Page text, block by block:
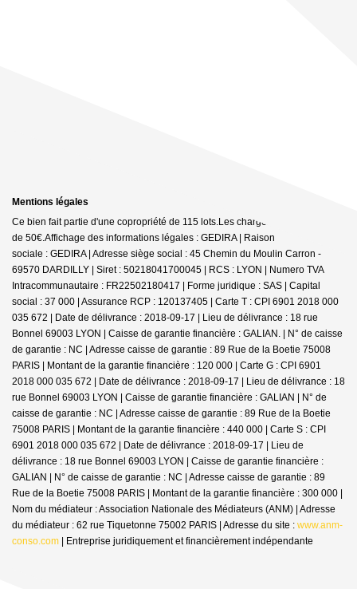
Mentions légales
Ce bien fait partie d'une copropriété de 115 lots.Les charges annuelles sont
de 50€.Affichage des informations légales : GEDIRA | Raison
sociale : GEDIRA | Adresse siège social : 45 Chemin du Moulin Carron -
69570 DARDILLY | Siret : 50218041700045 | RCS : LYON | Numero TVA
Intracommunautaire : FR22502180417 | Forme juridique : SAS | Capital
social : 37 000 | Assurance RCP : 120137405 | Carte T : CPI 6901 2018 000
035 672 | Date de délivrance : 2018-09-17 | Lieu de délivrance : 18 rue
Bonnel 69003 LYON | Caisse de garantie financière : GALIAN. | N° de caisse
de garantie : NC | Adresse caisse de garantie : 89 Rue de la Boetie 75008
PARIS | Montant de la garantie financière : 120 000 | Carte G : CPI 6901
2018 000 035 672 | Date de délivrance : 2018-09-17 | Lieu de délivrance : 18
rue Bonnel 69003 LYON | Caisse de garantie financière : GALIAN | N° de
caisse de garantie : NC | Adresse caisse de garantie : 89 Rue de la Boetie
75008 PARIS | Montant de la garantie financière : 440 000 | Carte S : CPI
6901 2018 000 035 672 | Date de délivrance : 2018-09-17 | Lieu de
délivrance : 18 rue Bonnel 69003 LYON | Caisse de garantie financière :
GALIAN | N° de caisse de garantie : NC | Adresse caisse de garantie : 89
Rue de la Boetie 75008 PARIS | Montant de la garantie financière : 300 000 |
Nom du médiateur : Association Nationale des Médiateurs (ANM) | Adresse
du médiateur : 62 rue Tiquetonne 75002 PARIS | Adresse du site : www.anm-
conso.com | Entreprise juridiquement et financièrement indépendante